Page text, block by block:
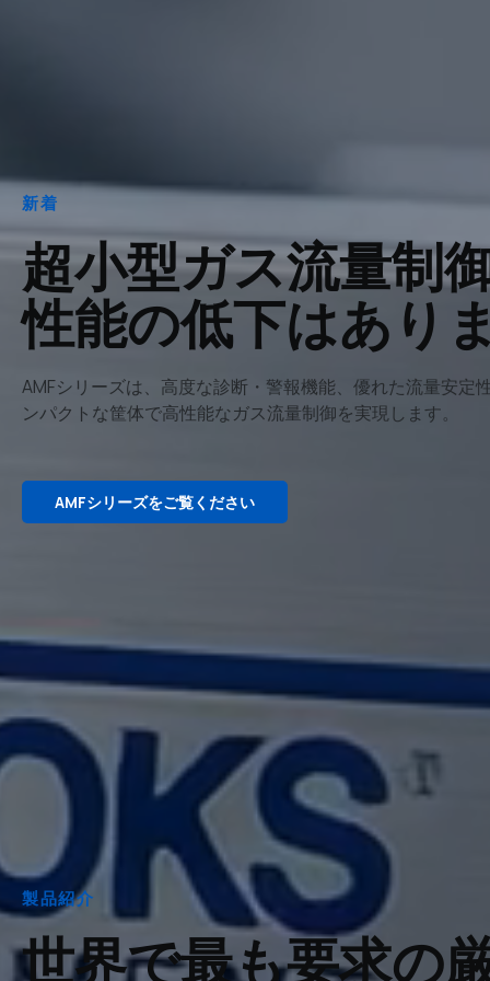
新着
超小型ガス流量制
性能の低下はあり
AMFシリーズは、高度な診断・警報機能、優れた流量安定
ンパクトな筐体で高性能なガス流量制御を実現します。
AMFシリーズをご覧ください
製品紹介
世界で最も要求の